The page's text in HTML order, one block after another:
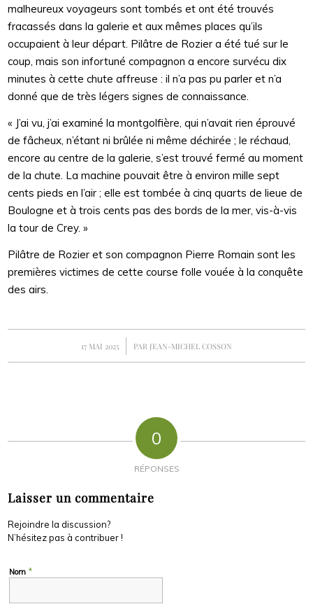
malheureux voyageurs sont tombés et ont été trouvés
fracassés dans la galerie et aux mêmes places qu’ils
occupaient à leur départ. Pilâtre de Rozier a été tué sur le
coup, mais son infortuné compagnon a encore survécu dix
minutes à cette chute affreuse : il n’a pas pu parler et n’a
donné que de très légers signes de connaissance.
« J’ai vu, j’ai examiné la montgolfière, qui n’avait rien éprouvé
de fâcheux, n’étant ni brûlée ni même déchirée ; le réchaud,
encore au centre de la galerie, s’est trouvé fermé au moment
de la chute. La machine pouvait être à environ mille sept
cents pieds en l’air ; elle est tombée à cinq quarts de lieue de
Boulogne et à trois cents pas des bords de la mer, vis-à-vis
la tour de Crey. »
Pilâtre de Rozier et son compagnon Pierre Romain sont les
premières victimes de cette course folle vouée à la conquête
des airs.
17 MAI 2025
/ PAR JEAN-MICHEL COSSON
0
RÉPONSES
Laisser un commentaire
Rejoindre la discussion?
N’hésitez pas à contribuer !
Nom *